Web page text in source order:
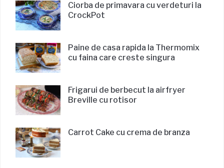
Ciorba de primavara cu verdeturi la
CrockPot
Paine de casa rapida la Thermomix
cu faina care creste singura
Frigarui de berbecut la airfryer
Breville cu rotisor
Carrot Cake cu crema de branza